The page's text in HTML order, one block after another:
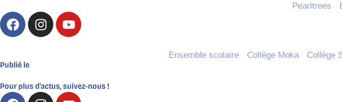
Pearltrees
Ensemble scolaire Collège Moka Collège
Publié le
Pour plus d'actus, suivez-nous !